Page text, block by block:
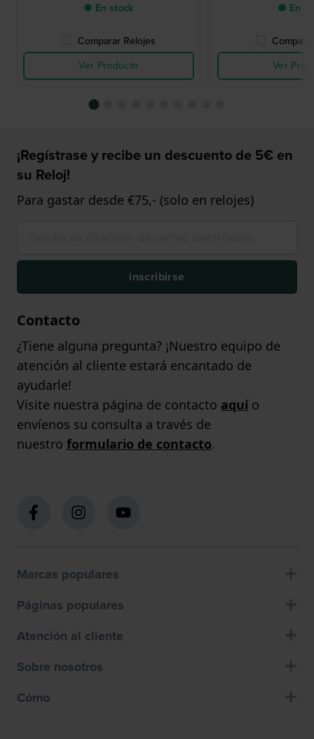
● En stock
Comparar Relojes
Ver Producto
● En
Ver
¡Regístrase y recibe un descuento de 5€ en
su Reloj!
Para gastar desde €75,- (solo en relojes)
inscribirse
Contacto
¿Tiene alguna pregunta? ¡Nuestro equipo de
atención al cliente estará encantado de
ayudarle!
Visite nuestra página de contacto aquío
envíenos su consulta a través de
nuestro formulario de contacto.
Marcas populares
Páginas populares
Atención al cliente
Sobre nosotros
Cómo